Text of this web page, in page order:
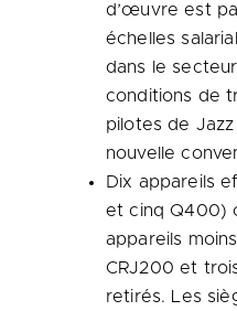
d’œuvre est
échelles
dans le
conditions de
pilotes de
nouvelle
Dix appareils
et cinq Q400)
appareils
CRJ200 et
retirés. Les